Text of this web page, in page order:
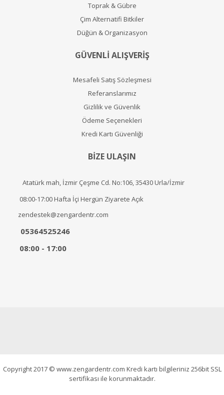
Toprak & Gübre
Çim Alternatifi Bitkiler
Düğün & Organizasyon
GÜVENLİ ALIŞVERİŞ
Mesafeli Satış Sözleşmesi
Referanslarımız
Gizlilik ve Güvenlik
Ödeme Seçenekleri
Kredi Kartı Güvenliği
BİZE ULAŞIN
Atatürk mah, İzmir Çeşme Cd. No:106, 35430 Urla/İzmir
08:00-17:00 Hafta İçi Hergün Ziyarete Açık
zendestek@zengardentr.com
05364525246
08:00 - 17:00
Copyright 2017 © www.zengardentr.com Kredi kartı bilgileriniz 256bit SSL
sertifikası ile korunmaktadır.